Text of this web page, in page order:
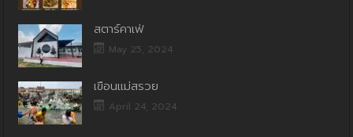
สตาร์คาเฟ่
May 25, 2024
เขื่อนแม่สรวย
April 24, 2024